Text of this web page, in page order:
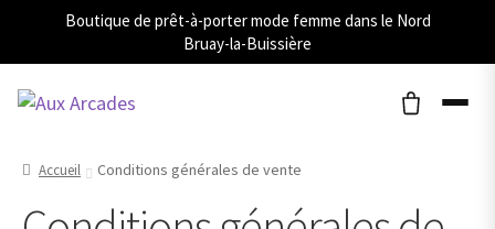
Boutique de prêt-à-porter mode femme dans le Nord
Bruay-la-Buissière
Accueil Conditions générales de vente